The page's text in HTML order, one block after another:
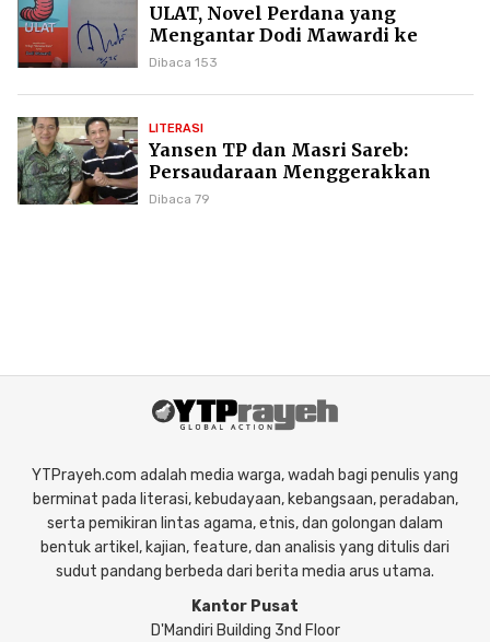
ULAT, Novel Perdana yang
Mengantar Dodi Mawardi ke
Puncak Karier Kepenulisan
Dibaca 153
LITERASI
Yansen TP dan Masri Sareb:
Persaudaraan Menggerakkan
Literasi Borneo
Dibaca 79
YTPrayeh.com adalah media warga, wadah bagi penulis yang
berminat pada literasi, kebudayaan, kebangsaan, peradaban,
serta pemikiran lintas agama, etnis, dan golongan dalam
bentuk artikel, kajian, feature, dan analisis yang ditulis dari
sudut pandang berbeda dari berita media arus utama.
Kantor Pusat
D'Mandiri Building 3nd Floor